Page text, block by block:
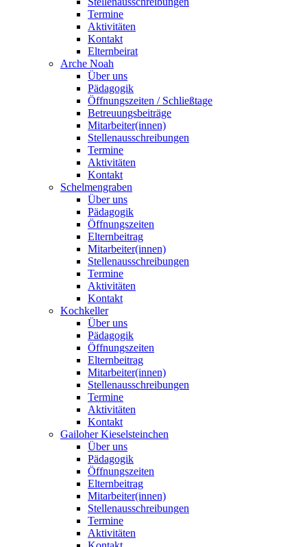
Termine
Aktivitäten
Kontakt
Elternbeirat
Arche Noah
Über uns
Pädagogik
Öffnungszeiten / Schließtage
Betreuungsbeiträge
Mitarbeiter(innen)
Stellenausschreibungen
Termine
Aktivitäten
Kontakt
Schelmengraben
Über uns
Pädagogik
Öffnungszeiten
Elternbeitrag
Mitarbeiter(innen)
Stellenausschreibungen
Termine
Aktivitäten
Kontakt
Kochkeller
Über uns
Pädagogik
Öffnungszeiten
Elternbeitrag
Mitarbeiter(innen)
Stellenausschreibungen
Termine
Aktivitäten
Kontakt
Gailoher Kieselsteinchen
Über uns
Pädagogik
Öffnungszeiten
Elternbeitrag
Mitarbeiter(innen)
Stellenausschreibungen
Termine
Aktivitäten